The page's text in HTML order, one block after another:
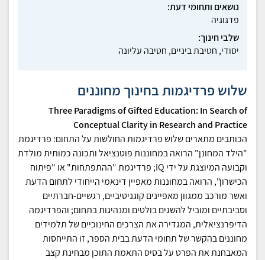
נושאים ותחומי דעת:
פדגוגיה
שלבי חינוך:
יסודי, חטיבת ביניים, חטיבה עליונה
שלוש פרדיגמות בחינוך מחוננים
Three Paradigms of Gifted Education: In Search of
Conceptual Clarity in Research and Practice
הכותבים מתארים שלוש פרדיגמות החולשות על התחום: פרדיגמת
"הילד המחונן" הרואה במחוננות פוטנציאל ותכונה כמותית מולדת
וקבועה המיוצגת על ידי IQ; פרדיגמת "ההתפתחות" או "פיתוח
הכישרון", הרואה במחוננות מאפיין דינאמי הייחודי לתחום הדעת
ואשר מורכב ממגוון מאפיינים קוגניטיביים, רגשיים-חברתיים
וסביבתיים ומוביל להשגים בולטים ומנהיגות בתחום; והפרדיגמה
הדיפרנציאלית, המגדירה את הצרכים החינוכיים של תלמידים
מחוננים בהקשר של תחומי הדעת בבית הספר, זו התייחסות
המאבחנת את הפרט על בסיס התאמת התוכן מבחינת קצב